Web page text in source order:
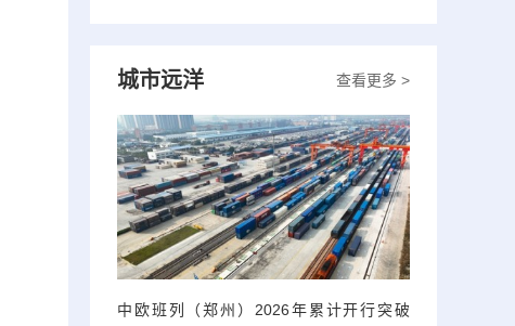
查看更多 >
城市远洋
中欧班列（郑州）2026年累计开行突破